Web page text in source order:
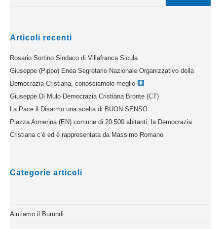
Articoli recenti
Rosario Sortino Sindaco di Villafranca Sicula
Giuseppe (Pippo) Enea Segretario Nazionale Organizzativo della
Democrazia Cristiana, conosciamolo meglio
Giuseppe Di Mulo Democrazia Cristiana Bronte (CT)
La Pace il Disarmo una scelta di BUON SENSO
Piazza Armerina (EN) comune di 20.500 abitanti, la Democrazia
Cristiana c’è ed è rappresentata da Massimo Romano
Categorie articoli
Aiutiamo il Burundi